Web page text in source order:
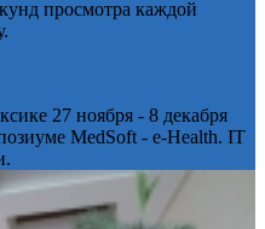
просмотра каждой
27 ноября - 8 декабря
MedSoft - e-Health. IT